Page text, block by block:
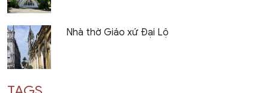
Nhà thờ Giáo xứ Đại Lộ